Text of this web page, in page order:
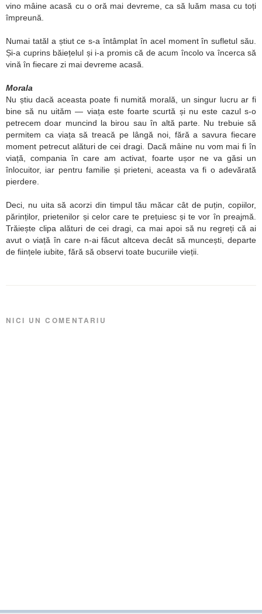
vino mâine acasă cu o oră mai devreme, ca să luăm masa cu toți
împreună.
Numai tatăl a știut ce s-a întâmplat în acel moment în sufletul său.
Și-a cuprins băiețelul și i-a promis că de acum încolo va încerca să
vină în fiecare zi mai devreme acasă.
Morala
Nu știu dacă aceasta poate fi numită morală, un singur lucru ar fi
bine să nu uităm — viața este foarte scurtă și nu este cazul s-o
petrecem doar muncind la birou sau în altă parte. Nu trebuie să
permitem ca viața să treacă pe lângă noi, fără a savura fiecare
moment petrecut alături de cei dragi. Dacă mâine nu vom mai fi în
viață, compania în care am activat, foarte ușor ne va găsi un
înlocuitor, iar pentru familie și prieteni, aceasta va fi o adevărată
pierdere.
Deci, nu uita să acorzi din timpul tău măcar cât de puțin, copiilor,
părinților, prietenilor și celor care te prețuiesc și te vor în preajmă.
Trăiește clipa alături de cei dragi, ca mai apoi să nu regreți că ai
avut o viață în care n-ai făcut altceva decât să muncești, departe
de ființele iubite, fără să observi toate bucuriile vieții.
NICI UN COMENTARIU